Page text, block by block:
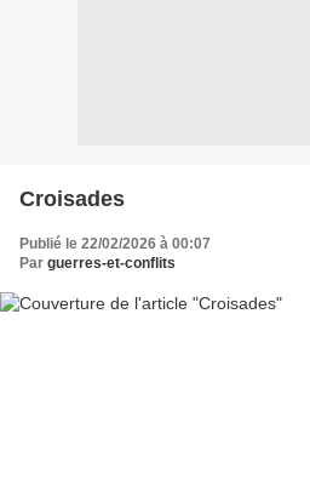
Croisades
Publié le 22/02/2026 à 00:07
Par guerres-et-conflits